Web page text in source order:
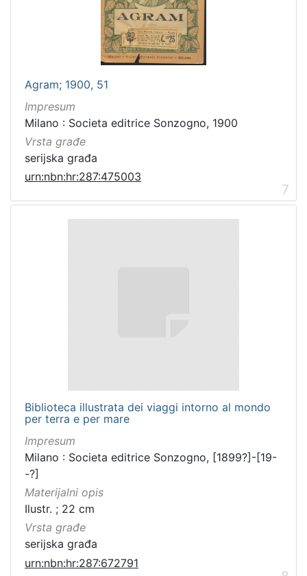
Agram; 1900, 51
Impresum
Milano : Societa editrice Sonzogno, 1900
Vrsta građe
serijska građa
urn:nbn:hr:287:475003
7
Biblioteca illustrata dei viaggi intorno al mondo
per terra e per mare
Impresum
Milano : Societa editrice Sonzogno, [1899?]-[19-
-?]
Materijalni opis
Ilustr. ; 22 cm
Vrsta građe
serijska građa
urn:nbn:hr:287:672791